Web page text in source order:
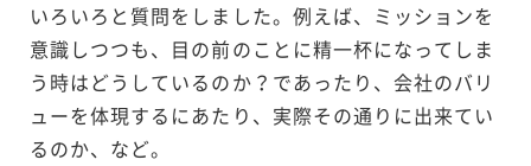
いろいろと質問をしました。例えば、ミッションを
意識しつつも、目の前のことに精一杯になってしま
う時はどうしているのか？であったり、会社のバリ
ューを体現するにあたり、実際その通りに出来てい
るのか、など。